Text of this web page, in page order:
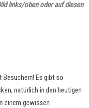
links/oben oder auf diesen
Es gibt so
natürlich in den heutigen
einem gewissen